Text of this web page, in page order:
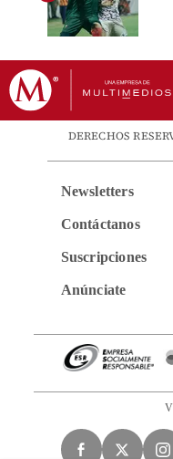
DERECHOS
Newsletters
Contáctanos
Suscripciones
Anúnciate